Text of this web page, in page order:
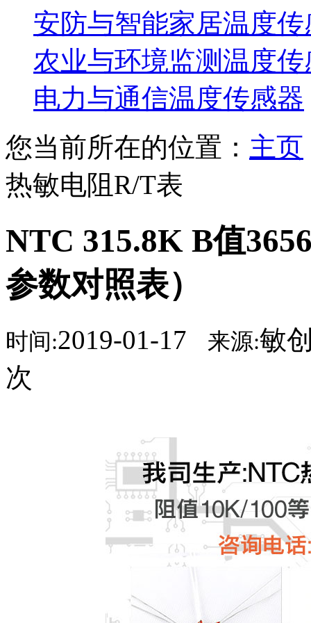
安防与智能家居温度传
农业与环境监测温度传
电力与通信温度传感器
您当前所在的位置： 主页
热敏电阻R/T表
NTC 315.8K B值
参数对照表）
时间:2019-01-17 来源:敏
次